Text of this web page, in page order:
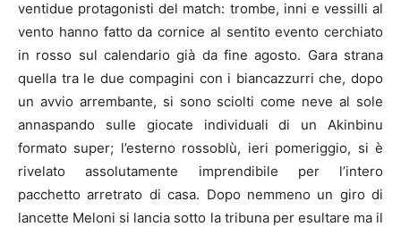
ventidue protagonisti del match: trombe, inni e vessilli al
vento hanno fatto da cornice al sentito evento cerchiato
in rosso sul calendario già da fine agosto. Gara strana
quella tra le due compagini con i biancazzurri che, dopo
un avvio arrembante, si sono sciolti come neve al sole
annaspando sulle giocate individuali di un Akinbinu
formato super; l’esterno rossoblù, ieri pomeriggio, si è
rivelato assolutamente imprendibile per l’intero
pacchetto arretrato di casa. Dopo nemmeno un giro di
lancette Meloni si lancia sotto la tribuna per esultare ma il